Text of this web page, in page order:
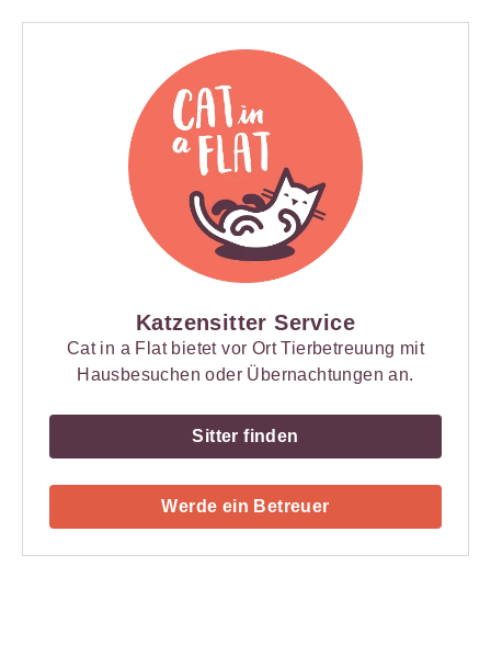
Katzensitter Service
Cat in a Flat bietet vor Ort Tierbetreuung mit
Hausbesuchen oder Übernachtungen an.
Sitter finden
Werde ein Betreuer